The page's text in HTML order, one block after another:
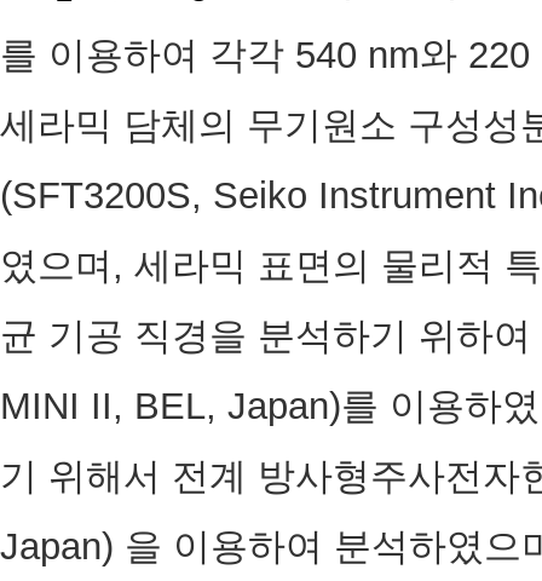
를 이용하여 각각 540 nm와
세라믹 담체의 무기원소 구성성
(SFT3200S, Seiko Instrument
였으며, 세라믹 표면의 물리적
균 기공 직경을 분석하기 위하
MINI II, BEL, Japan)를 이용하
기 위해서 전계 방사형주사전자
Japan) 을 이용하여 분석하였